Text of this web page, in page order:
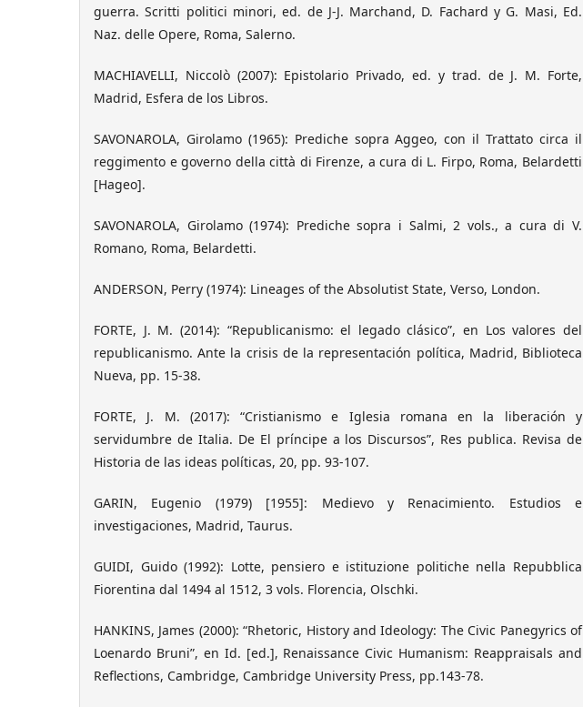
guerra. Scritti politici minori, ed. de J-J. Marchand, D. Fachard y G. Masi, Ed.
Naz. delle Opere, Roma, Salerno.
MACHIAVELLI, Niccolò (2007): Epistolario Privado, ed. y trad. de J. M. Forte,
Madrid, Esfera de los Libros.
SAVONAROLA, Girolamo (1965): Prediche sopra Aggeo, con il Trattato circa il
reggimento e governo della città di Firenze, a cura di L. Firpo, Roma, Belardetti
[Hageo].
SAVONAROLA, Girolamo (1974): Prediche sopra i Salmi, 2 vols., a cura di V.
Romano, Roma, Belardetti.
ANDERSON, Perry (1974): Lineages of the Absolutist State, Verso, London.
FORTE, J. M. (2014): “Republicanismo: el legado clásico”, en Los valores del
republicanismo. Ante la crisis de la representación política, Madrid, Biblioteca
Nueva, pp. 15-38.
FORTE, J. M. (2017): “Cristianismo e Iglesia romana en la liberación y
servidumbre de Italia. De El príncipe a los Discursos”, Res publica. Revisa de
Historia de las ideas políticas, 20, pp. 93-107.
GARIN, Eugenio (1979) [1955]: Medievo y Renacimiento. Estudios e
investigaciones, Madrid, Taurus.
GUIDI, Guido (1992): Lotte, pensiero e istituzione politiche nella Repubblica
Fiorentina dal 1494 al 1512, 3 vols. Florencia, Olschki.
HANKINS, James (2000): “Rhetoric, History and Ideology: The Civic Panegyrics of
Loenardo Bruni”, en Id. [ed.], Renaissance Civic Humanism: Reappraisals and
Reflections, Cambridge, Cambridge University Press, pp.143-78.